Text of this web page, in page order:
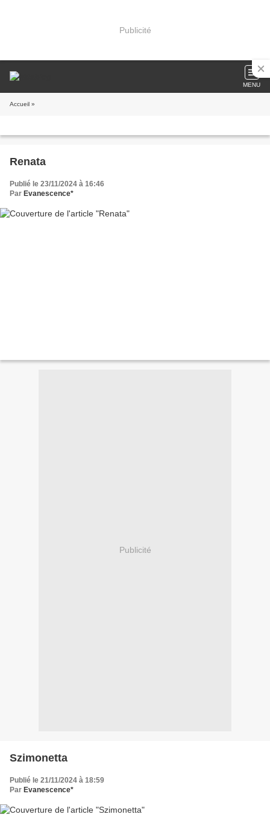
Publicité
MENU
Accueil »
Renata
Publié le 23/11/2024 à 16:46
Par Evanescence*
Publicité
Szimonetta
Publié le 21/11/2024 à 18:59
Par Evanescence*